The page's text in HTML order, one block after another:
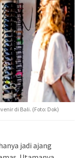
di Bali. (Foto: Dok)
jadi ajang